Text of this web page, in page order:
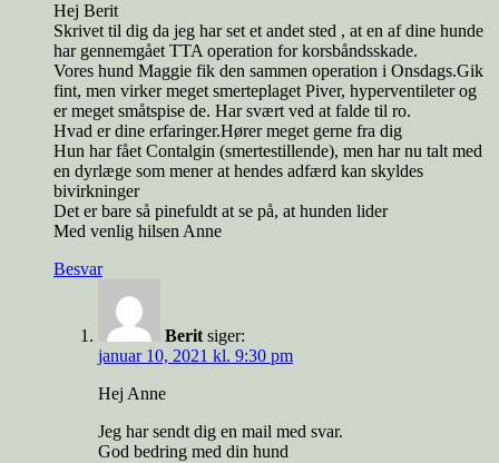
Hej Berit
Skrivet til dig da jeg har set et andet sted , at en af dine hunde
har gennemgået TTA operation for korsbåndsskade.
Vores hund Maggie fik den sammen operation i Onsdags.Gik
fint, men virker meget smerteplaget Piver, hyperventileter og
er meget småtspise de. Har svært ved at falde til ro.
Hvad er dine erfaringer.Hører meget gerne fra dig
Hun har fået Contalgin (smertestillende), men har nu talt med
en dyrlæge som mener at hendes adfærd kan skyldes
bivirkninger
Det er bare så pinefuldt at se på, at hunden lider
Med venlig hilsen Anne
Besvar
Berit siger:
januar 10, 2021 kl. 9:30 pm
Hej Anne
Jeg har sendt dig en mail med svar.
God bedring med din hund